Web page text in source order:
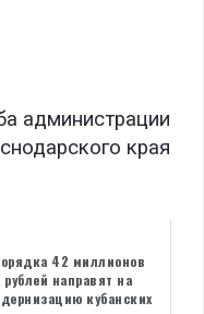
администрации
края
42 миллионов
рублей направят на
кубанских